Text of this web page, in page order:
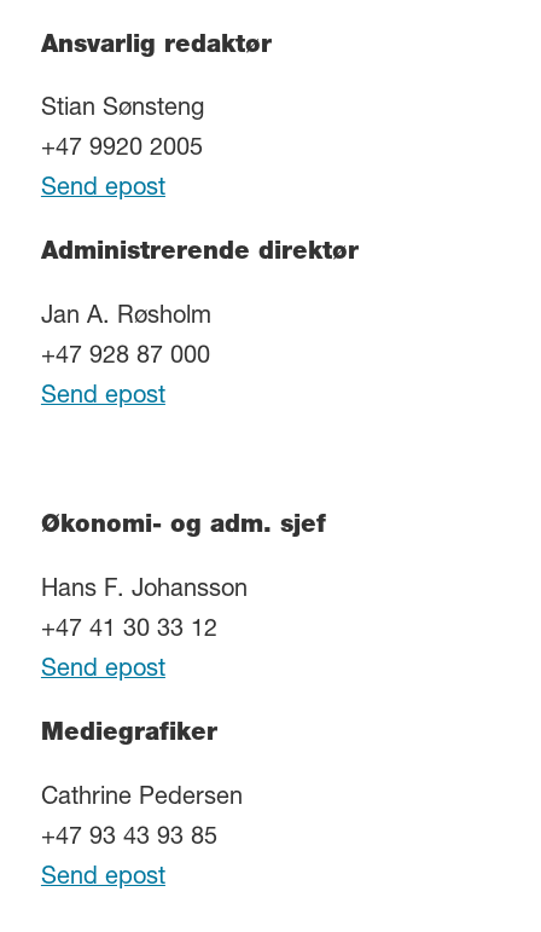
Ansvarlig redaktør
Stian Sønsteng
+47 9920 2005
Send epost
Administrerende direktør
Jan A. Røsholm
+47 928 87 000
Send epost
Økonomi- og adm. sjef
Hans F. Johansson
+47 41 30 33 12
Send epost
Mediegrafiker
Cathrine Pedersen
+47 93 43 93 85
Send epost